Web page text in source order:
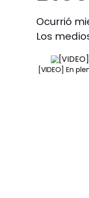
Ocurrió
Los
[VIDEO] En